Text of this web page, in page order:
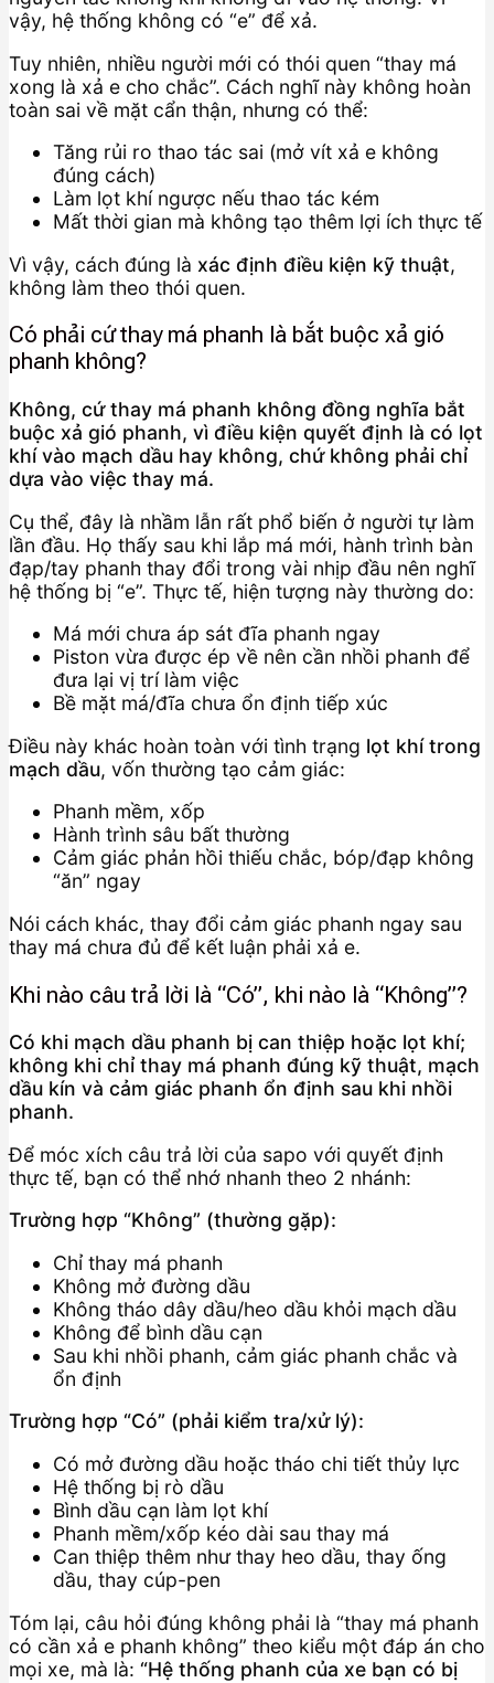
vậy, hệ thống không có “e” để xả.
Tuy nhiên, nhiều người mới có thói quen “thay má
xong là xả e cho chắc”. Cách nghĩ này không hoàn
toàn sai về mặt cẩn thận, nhưng có thể:
Tăng rủi ro thao tác sai (mở vít xả e không
đúng cách)
Làm lọt khí ngược nếu thao tác kém
Mất thời gian mà không tạo thêm lợi ích thực tế
Vì vậy, cách đúng là xác định điều kiện kỹ thuật,
không làm theo thói quen.
Có phải cứ thay má phanh là bắt buộc xả gió
phanh không?
Không, cứ thay má phanh không đồng nghĩa bắt
buộc xả gió phanh, vì điều kiện quyết định là có lọt
khí vào mạch dầu hay không, chứ không phải chỉ
dựa vào việc thay má.
Cụ thể, đây là nhầm lẫn rất phổ biến ở người tự làm
lần đầu. Họ thấy sau khi lắp má mới, hành trình bàn
đạp/tay phanh thay đổi trong vài nhịp đầu nên nghĩ
hệ thống bị “e”. Thực tế, hiện tượng này thường do:
Má mới chưa áp sát đĩa phanh ngay
Piston vừa được ép về nên cần nhồi phanh để
đưa lại vị trí làm việc
Bề mặt má/đĩa chưa ổn định tiếp xúc
Điều này khác hoàn toàn với tình trạng lọt khí trong
mạch dầu, vốn thường tạo cảm giác:
Phanh mềm, xốp
Hành trình sâu bất thường
Cảm giác phản hồi thiếu chắc, bóp/đạp không
“ăn” ngay
Nói cách khác, thay đổi cảm giác phanh ngay sau
thay má chưa đủ để kết luận phải xả e.
Khi nào câu trả lời là “Có”, khi nào là “Không”?
Có khi mạch dầu phanh bị can thiệp hoặc lọt khí;
không khi chỉ thay má phanh đúng kỹ thuật, mạch
dầu kín và cảm giác phanh ổn định sau khi nhồi
phanh.
Để móc xích câu trả lời của sapo với quyết định
thực tế, bạn có thể nhớ nhanh theo 2 nhánh:
Trường hợp “Không” (thường gặp):
Chỉ thay má phanh
Không mở đường dầu
Không tháo dây dầu/heo dầu khỏi mạch dầu
Không để bình dầu cạn
Sau khi nhồi phanh, cảm giác phanh chắc và
ổn định
Trường hợp “Có” (phải kiểm tra/xử lý):
Có mở đường dầu hoặc tháo chi tiết thủy lực
Hệ thống bị rò dầu
Bình dầu cạn làm lọt khí
Phanh mềm/xốp kéo dài sau thay má
Can thiệp thêm như thay heo dầu, thay ống
dầu, thay cúp-pen
Tóm lại, câu hỏi đúng không phải là “thay má phanh
có cần xả e phanh không” theo kiểu một đáp án cho
mọi xe, mà là: “Hệ thống phanh của xe bạn có bị